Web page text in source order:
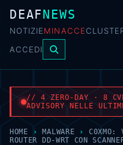
DEAFNEWS
NOTIZIEMINACCE
ACCEDI
// 4 ZERO-DAY · 8
ADVISORY NELLE
HOME › MALWARE ›
C0XMO:
ROUTER DD-WRT CON